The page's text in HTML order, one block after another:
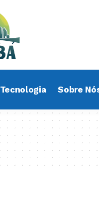
Tecnologia Sobre